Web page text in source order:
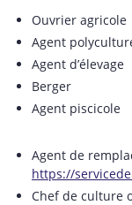
Ouvrier agricole
Agent
Agent d’élevage
Berger
Agent piscicole
Agent de
https://
Chef de culture